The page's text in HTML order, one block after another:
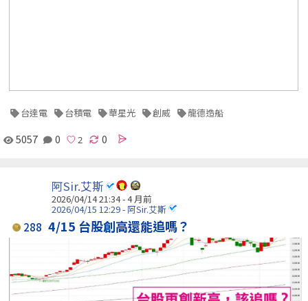
台達電 台積電 華星光 創威 龍德造船
5057 0 0
阿Sir.艾斯
2026/04/14 21:34 - 4 月前
2026/04/15 12:29 - 阿Sir.艾斯
288 4/15 台股創高還能追嗎？